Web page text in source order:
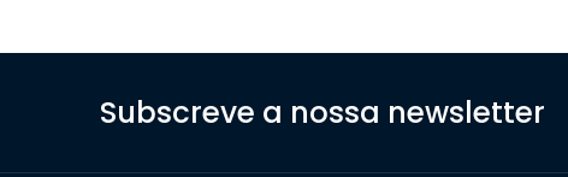
Subscreve a nossa newsletter